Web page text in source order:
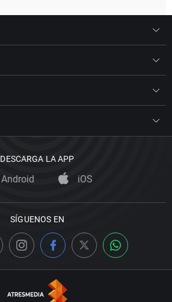
DESCARGA LA APP
Android iOS
SÍGUENOS EN